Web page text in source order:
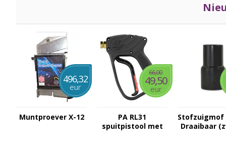
496,32
eur
Muntproever X-12
66,00
49,50
eur
PA RL31
spuitpistool met
Stofzuigmof
Draaibaar